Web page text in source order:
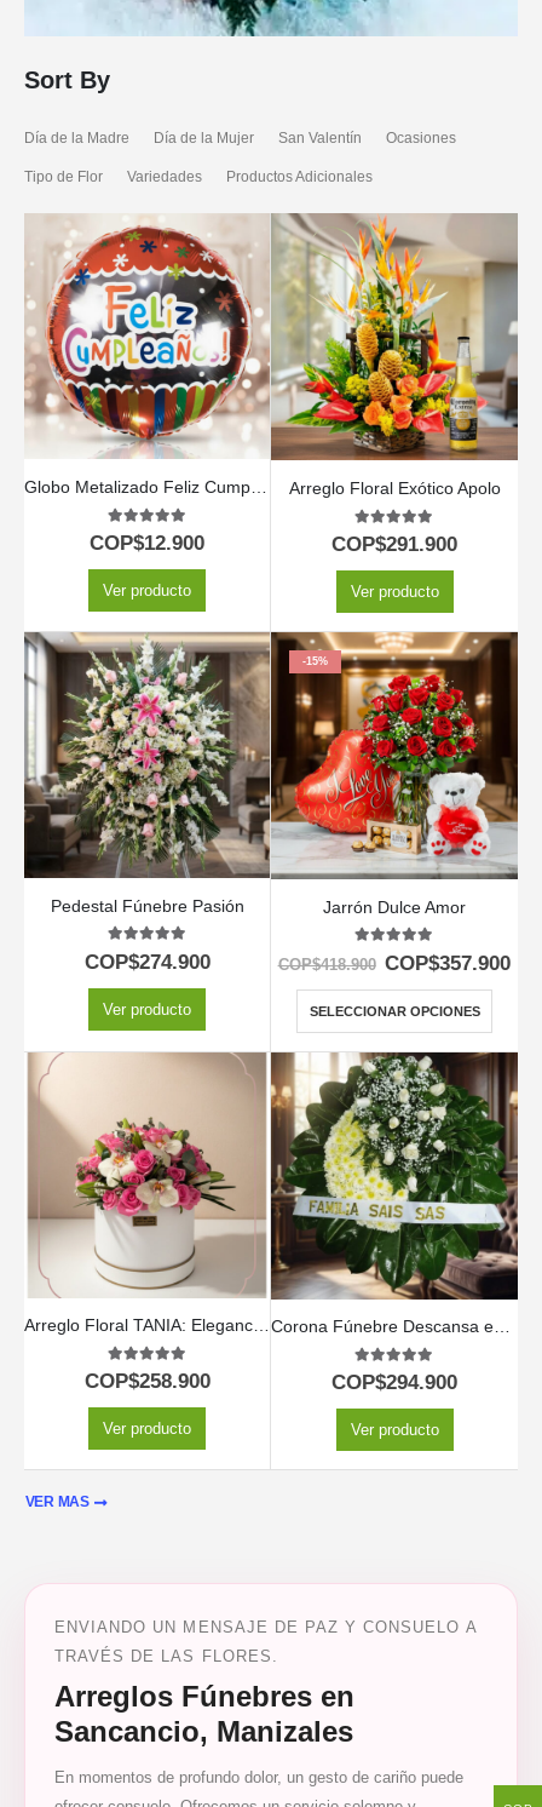
Sort By
Día de la Madre Día de la Mujer San Valentín Ocasiones
Tipo de Flor Variedades Productos Adicionales
Globo Metalizado Feliz Cumpleaños
5.00out of 5
COP$12.900
Ver producto
Arreglo Floral Exótico Apolo
5.00out of 5
COP$291.900
Ver producto
Pedestal Fúnebre Pasión
5.00out of 5
COP$274.900
Ver producto
-15%
Jarrón Dulce Amor
out of 5
COP$418.900 COP$357.900
SELECCIONAR OPCIONES
Arreglo Floral TANIA: Elegancia en Caja con Rosas y Orquídeas 🤍
5.00out of 5
COP$258.900
Ver producto
Corona Fúnebre Descansa en Paz
5.00out of 5
COP$294.900
Ver producto
VER MAS
ENVIANDO UN MENSAJE DE PAZ Y CONSUELO A
TRAVÉS DE LAS FLORES.
Arreglos Fúnebres en
Sancancio, Manizales
En momentos de profundo dolor, un gesto de cariño puede